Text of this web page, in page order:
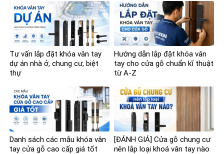
Tư vấn lắp đặt khóa vân tay
dự án nhà ở, chung cư, biệt
thự
Hướng dẫn lắp đặt khóa vân
tay cho cửa gỗ chuẩn kĩ thuật
từ A-Z
Danh sách các mẫu khóa vân
tay cửa gỗ cao cấp giá tốt
[ĐÁNH GIÁ] Cửa gỗ chung cư
nên lắp loại khoá vân tay nào